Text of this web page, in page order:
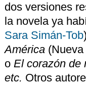
dos versiones
la novela ya
Sara Simán-Tob
América
o El corazón de
etc. Otros